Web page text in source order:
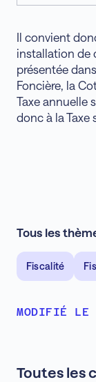
Il convient
installation de
présentée
Foncière, la
Taxe annuelle
donc à la Taxe
Tous les
Fiscalité
MODIFIÉ
Toutes les